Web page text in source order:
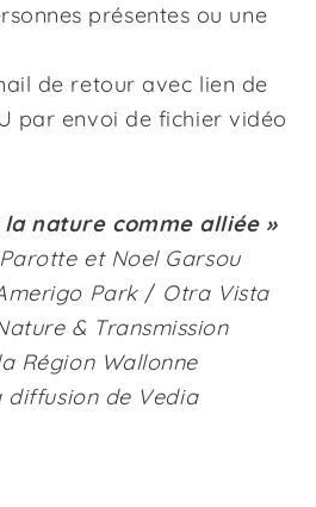
présentes ou une
de retour avec lien de
par envoi de fichier vidéo
la nature comme alliée »
et Noel Garsou
erigo Park/ Otra Vista
& Transmission
Région Wallonne
diffusion de Vedia